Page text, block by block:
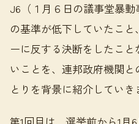
J6（１月６日の議事堂暴
の基準が低下していたこ
ーに反する決断をしたこ
いことを、連邦政府機関
とりを背景に紹介していき